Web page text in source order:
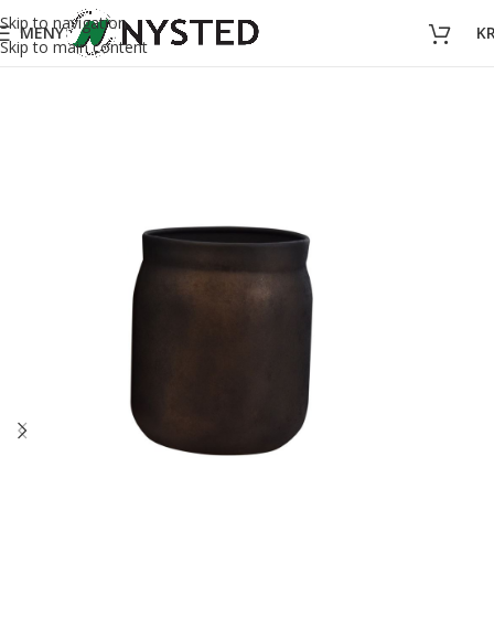
Skip to navigation
Skip to main content
MENY